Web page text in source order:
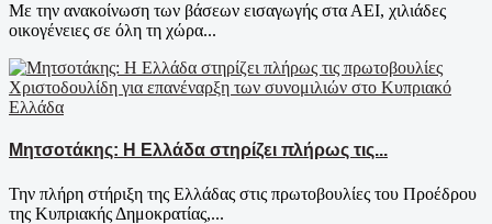
Με την ανακοίνωση των βάσεων εισαγωγής στα ΑΕΙ, χιλιάδες
οικογένειες σε όλη τη χώρα...
Ελλάδα
Μητσοτάκης: Η Ελλάδα στηρίζει πλήρως τις...
Την πλήρη στήριξη της Ελλάδας στις πρωτοβουλίες του Προέδρου
της Κυπριακής Δημοκρατίας,...